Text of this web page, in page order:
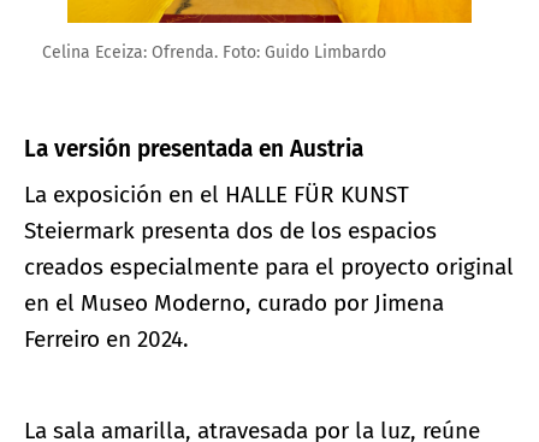
Celina Eceiza: Ofrenda. Foto: Guido Limbardo
La versión presentada en Austria
La exposición en el HALLE FÜR KUNST
Steiermark presenta dos de los espacios
creados especialmente para el proyecto original
en el Museo Moderno, curado por Jimena
Ferreiro en 2024.
La sala amarilla, atravesada por la luz, reúne